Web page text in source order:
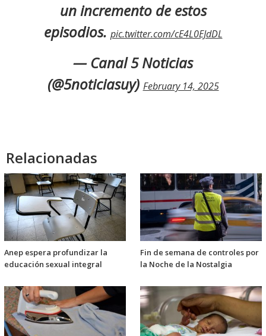
un incremento de estos
episodios. pic.twitter.com/cE4L0EJdDL
— Canal 5 Noticias
(@5noticiasuy) February 14, 2025
Relacionadas
Anep espera profundizar la
educación sexual integral
Fin de semana de controles por
la Noche de la Nostalgia